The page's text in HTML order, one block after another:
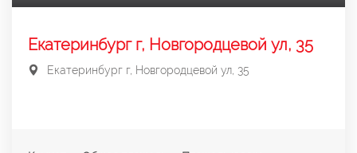
Екатеринбург г, Новгородцевой ул, 35
Екатеринбург г, Новгородцевой ул, 35